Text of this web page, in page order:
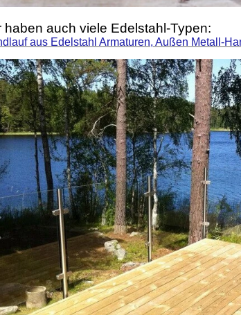
haben auch viele Edelstahl-Typen:
aus Edelstahl Armaturen, Außen Metall-